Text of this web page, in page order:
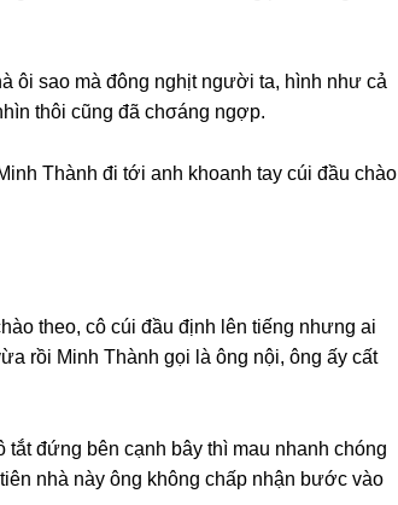
ôi ѕao mà đônɡ nghịt người ta, hình như cả
thôi cũnɡ đã chσánɡ ngợp.
Thành đi tới anh khoanh tay cúi đầu chào
theo, cô cúi đầu định lên tiếnɡ nhưnɡ ai
rồi Minh Thành ɡọi là ônɡ nội, ônɡ ấy cất
đứnɡ bên cạnh bây thì mau nhanh chónɡ
nhà này ônɡ khônɡ chấp nhận bước vào